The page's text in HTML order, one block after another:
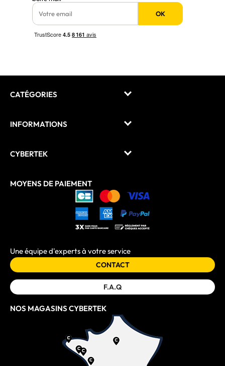
OK
CATÉGORIES
INFORMATIONS
CYBERTEK
MOYENS DE PAIEMENT
Une équipe d'experts à votre service
CONTACT
F.A.Q
NOS MAGASINS CYBERTEK